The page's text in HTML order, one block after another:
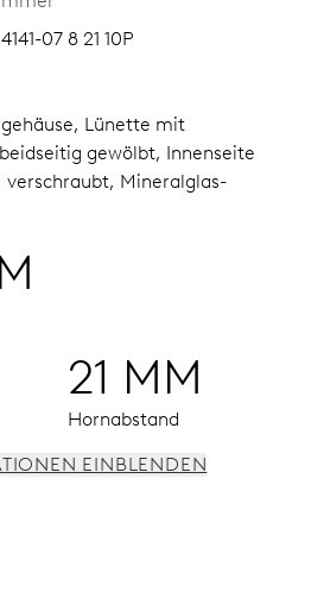
07 8 21 10P
Lünette mit
gewölbt, Innenseite
verschraubt, Mineralglas-
21 MM
Hornabstand
EINBLENDEN